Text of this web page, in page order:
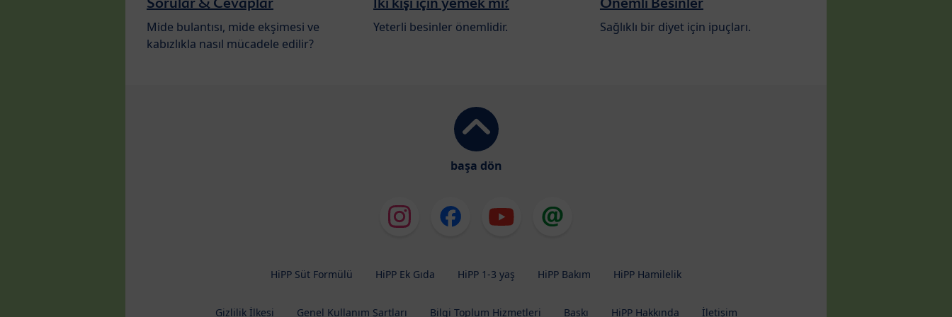
Mide bulantısı, mide ekşimesi ve
kabızlıkla nasıl mücadele edilir?
Yeterli besinler önemlidir. Sağlıklı bir diyet için ipuçları.
başa dön
HiPP Süt Formülü HiPP Ek Gıda HiPP 1-3 yaş HiPP Bakım HiPP Hamilelik
Gizlilik İlkesi Genel Kullanım Şartları Bilgi Toplum Hizmetleri Baskı HiPP Hakkında İletişim